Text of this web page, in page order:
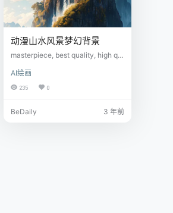
动漫山水风景梦幻背景
masterpiece, best quality, high qu
8k wallpaper, scenery, outdoors, s
ky, cloud, day, no humans, mount
AI绘画
235 0
BeDaily 3 年前